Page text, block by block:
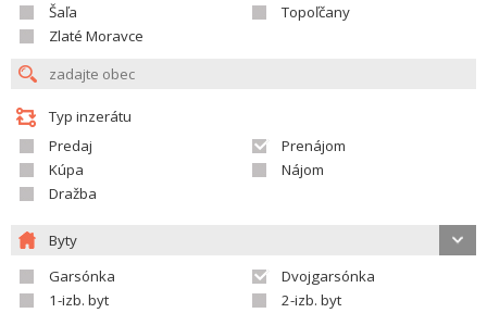
Šaľa
Topoľčany
Zlaté Moravce
Typ inzerátu
Predaj
Prenájom
Kúpa
Nájom
Dražba
Byty
Garsónka
Dvojgarsónka
1-izb. byt
2-izb. byt